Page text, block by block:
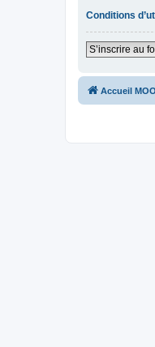
Conditions
S’inscrire au
Accueil